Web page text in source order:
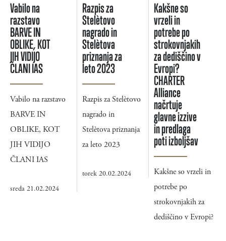
Vabilo na
razstavo
BARVE IN
OBLIKE, KOT
JIH VIDIJO
ČLANI IAS
Vabilo na razstavo
BARVE IN
OBLIKE, KOT
JIH VIDIJO
ČLANI IAS
sreda 21.02.2024
Razpis za
Stelètovo
nagrado in
Stelètova
priznanja za
leto 2023
Razpis za Stelètovo
nagrado in
Stelètova priznanja
za leto 2023
torek 20.02.2024
Kakšne so
vrzeli in
potrebe po
strokovnjakih
za dediščino v
Evropi?
CHARTER
Alliance
načrtuje
glavne izzive
in predlaga
poti izboljšav
Kakšne so vrzeli in
potrebe po
strokovnjakih za
dediščino v Evropi?